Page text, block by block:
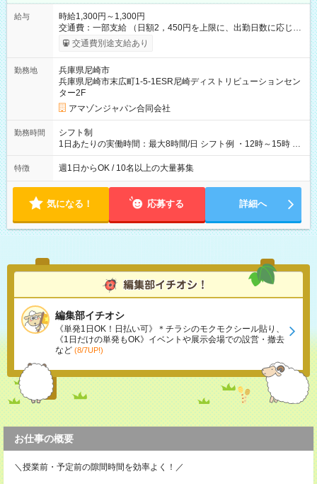
給与
時給1,300円～1,300円
交通費：一部支給 （日額2，450円を上限に、出勤日数に応じて
実費支給） ※22:00～翌5:00までは時給25%UP！ ■給与前払い
制度あり ※前払い額の上限あり、手数料無料（Amazon負担）
交通費別途支給あり
勤務地
兵庫県尼崎市
兵庫県尼崎市末広町1-5-1ESR尼崎ディストリビューションセン
ター2F
アマゾンジャパン合同会社
勤務時間
シフト制
1日あたりの実働時間：最大8時間/日 シフト例 ・12時～15時 入
社後、就業可能シフトをご確認の上、申請してください。
特徴 週1日からOK / 10名以上の大量募集
気になる！ 応募する 詳細へ
編集部イチオシ
《単発1日OK！日払い可》＊チラシのモクモクシール貼り、
《1日だけの単発もOK》イベントや展示会場での設営・撤去
など (8/7UP!)
お仕事の概要
＼授業前・予定前の隙間時間を効率よく！／